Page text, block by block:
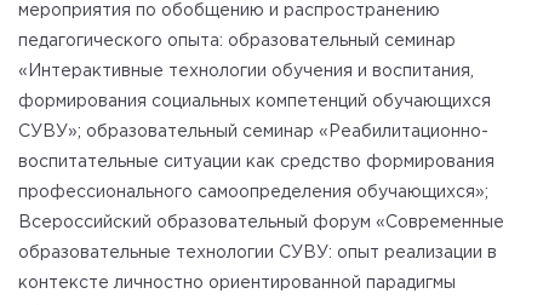
мероприятия по обобщению и распространению
педагогического опыта: образовательный семинар
«Интерактивные технологии обучения и воспитания,
формирования социальных компетенций обучающихся
СУВУ»; образовательный семинар «Реабилитационно-
воспитательные ситуации как средство формирования
профессионального самоопределения обучающихся»;
Всероссийский образовательный форум «Современные
образовательные технологии СУВУ: опыт реализации в
контексте личностно ориентированной парадигмы